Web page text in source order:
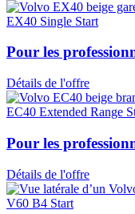
EX40 Single Start
Pour les
Détails de l'offre
EC40 Extended Range
Pour les
Détails de l'offre
V60 B4 Start